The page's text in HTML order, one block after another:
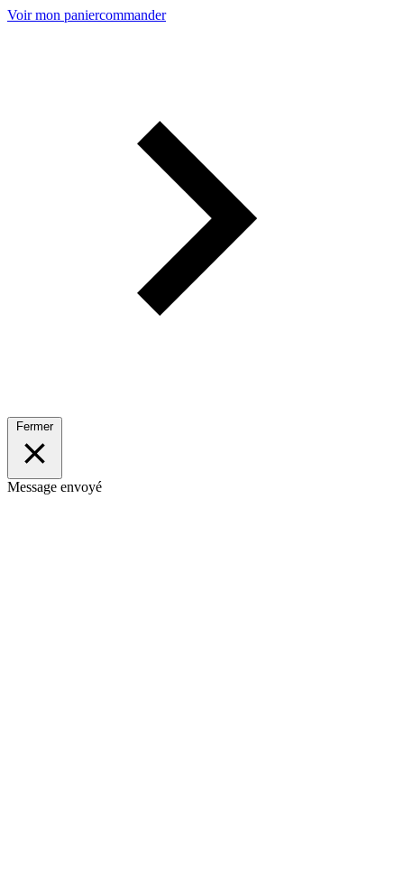
Voir mon paniercommander
Fermer
Message envoyé